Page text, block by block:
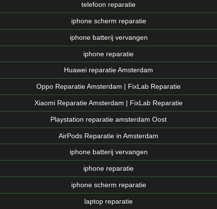
telefoon reparatie
iphone scherm reparatie
iphone batterij vervangen
iphone reparatie
Huawei reparatie Amsterdam
Oppo Reparatie Amsterdam | FixLab Reparatie
Xiaomi Reparatie Amsterdam | FixLab Reparatie
Playstation reparatie amsterdam Oost
AirPods Reparatie in Amsterdam
iphone batterij vervangen
iphone reparatie
iphone scherm reparatie
laptop reparatie